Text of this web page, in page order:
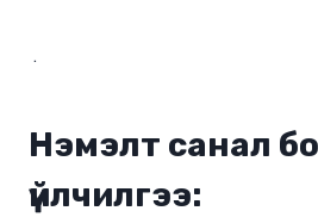
.
Нэмэлт санал
үйлчилгээ: